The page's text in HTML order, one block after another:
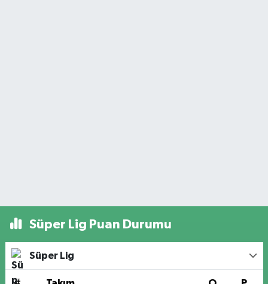
Süper Lig Puan Durumu
Süper Lig